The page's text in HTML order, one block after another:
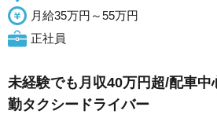
月給35万円～55万円
正社員
未経験でも月収40万円超/配車
勤タクシードライバー